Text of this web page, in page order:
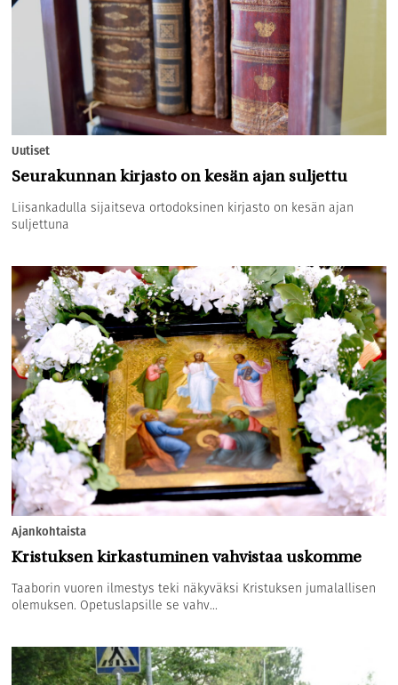
Uutiset
Seurakunnan kirjasto on kesän ajan suljettu
Liisankadulla sijaitseva ortodoksinen kirjasto on kesän ajan
suljettuna
Ajankohtaista
Kristuksen kirkastuminen vahvistaa uskomme
Taaborin vuoren ilmestys teki näkyväksi Kristuksen jumalallisen
olemuksen. Opetuslapsille se vahv...